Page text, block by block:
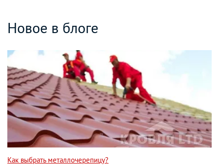
Новое в блоге
Как выбрать металлочерепицу?